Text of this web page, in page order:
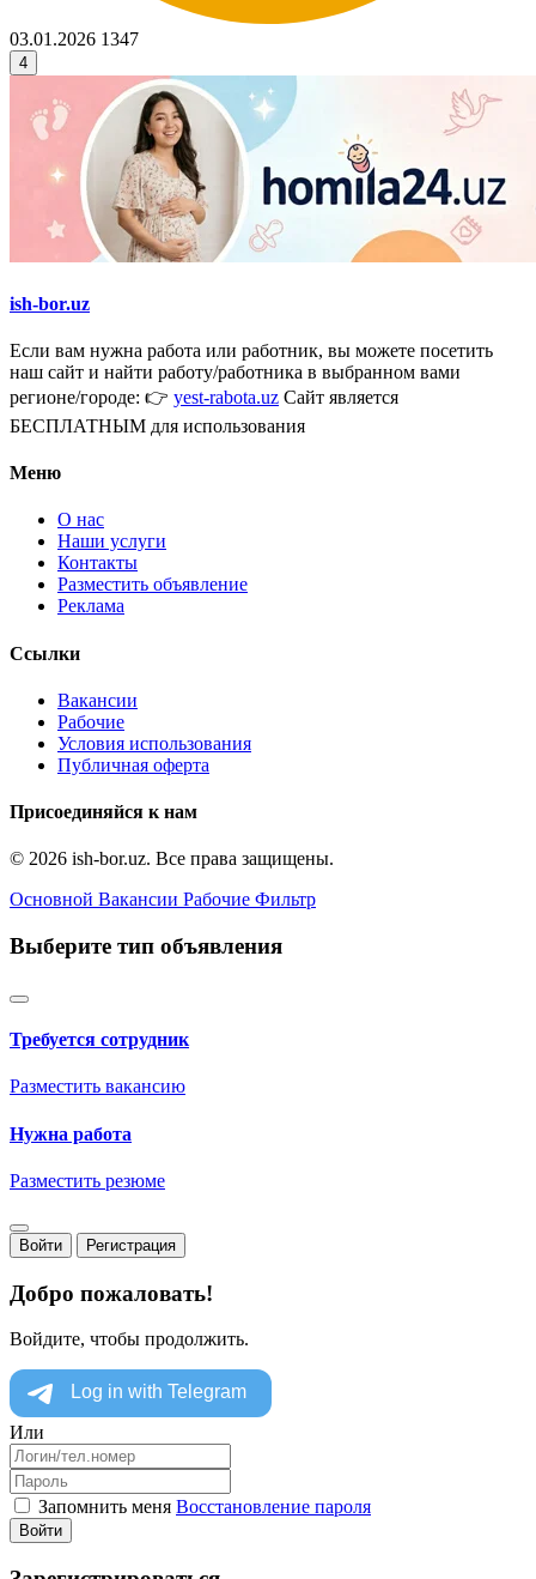
03.01.2026 1347
4
ish-bor.uz
Если вам нужна работа или работник, вы можете посетить
наш сайт и найти работу/работника в выбранном вами
регионе/городе: 👉 yest-rabota.uz Сайт является
БЕСПЛАТНЫМ для использования
Меню
О нас
Наши услуги
Контакты
Разместить объявление
Реклама
Ссылки
Вакансии
Рабочие
Условия использования
Публичная оферта
Присоединяйся к нам
© 2026 ish-bor.uz. Все права защищены.
Основной Вакансии Рабочие Фильтр
Выберите тип объявления
Требуется сотрудник
Разместить вакансию
Нужна работа
Разместить резюме
Войти Регистрация
Добро пожаловать!
Войдите, чтобы продолжить.
Или
Запомнить меня Восстановление пароля
Войти